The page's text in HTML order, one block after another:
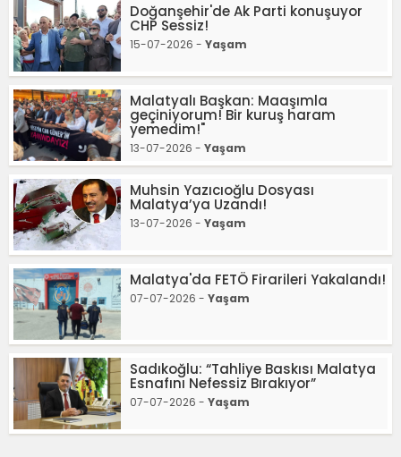
Doğanşehir'de Ak Parti konuşuyor
CHP Sessiz!
15-07-2026 - Yaşam
Malatyalı Başkan: Maaşımla
geçiniyorum! Bir kuruş haram
yemedim!"
13-07-2026 - Yaşam
Muhsin Yazıcıoğlu Dosyası
Malatya’ya Uzandı!
13-07-2026 - Yaşam
Malatya'da FETÖ Firarileri Yakalandı!
07-07-2026 - Yaşam
Sadıkoğlu: “Tahliye Baskısı Malatya
Esnafını Nefessiz Bırakıyor”
07-07-2026 - Yaşam